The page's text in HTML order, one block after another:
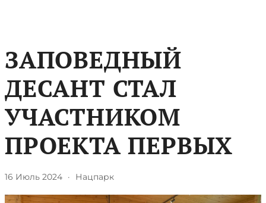
​ЗАПОВЕДНЫЙ
ДЕСАНТ СТАЛ
УЧАСТНИКОМ
ПРОЕКТА ПЕРВЫХ
16 Июль 2024 · Нацпарк